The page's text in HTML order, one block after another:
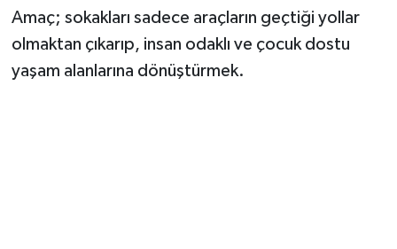
Amaç; sokakları sadece araçların geçtiği yollar
olmaktan çıkarıp, insan odaklı ve çocuk dostu
yaşam alanlarına dönüştürmek.